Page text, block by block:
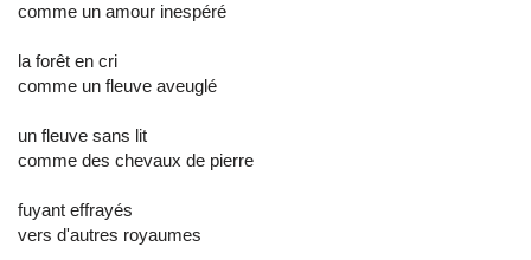
comme un amour inespéré
la forêt en cri
comme un fleuve aveuglé
un fleuve sans lit
comme des chevaux de pierre
fuyant effrayés
vers d'autres royaumes